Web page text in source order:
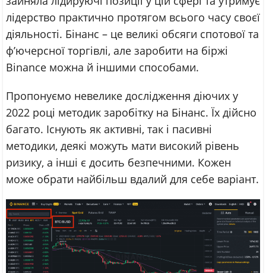
лідерство практично протягом всього часу своєї
діяльності. Бінанс – це великі обсяги спотової та
ф’ючерсної торгівлі, але заробити на біржі
Binance можна й іншими способами.
Пропонуємо невелике дослідження діючих у
2022 році методик заробітку на Бінанс. Їх дійсно
багато. Існують як активні, так і пасивні
методики, деякі можуть мати високий рівень
ризику, а інші є досить безпечними. Кожен
може обрати найбільш вдалий для себе варіант.